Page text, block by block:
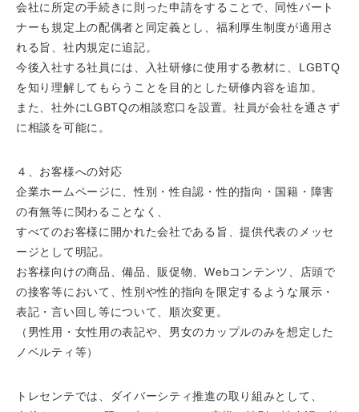
会社に所定の手続きに則った申請をすることで、同性パート
ナーも規定上の配偶者と同定義とし、福利厚生制度が適用さ
れる旨、社内規定に追記。
今後入社する社員には、入社研修に使用する教材に、LGBTQ
を知り理解してもらうことを目的とした研修内容を追加。
また、社外にLGBTQの相談窓口を設置。社員が会社を通さず
に相談を可能に。
４、お客様への対応
企業ホームページに、性別・性自認・性的指向・国籍・障害
の有無等に関わることなく、
すべてのお客様に開かれた会社である旨、提供代表のメッセ
ージとして明記。
お客様向けの商品、備品、販促物、Webコンテンツ、店頭で
の接客等において、性別や性的指向を限定するような展示・
表記・言い回し等について、順次変更。
（男性用・女性用の表記や、男女のカップルのみを想定した
ノベルティ等）
トレセンテでは、ダイバーシティ推進の取り組みとして、